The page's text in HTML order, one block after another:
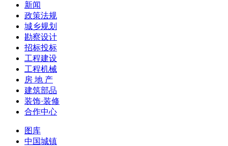
新闻
政策法规
城乡规划
勘察设计
招标投标
工程建设
工程机械
房 地 产
建筑部品
装饰·装修
合作中心
图库
中国城镇